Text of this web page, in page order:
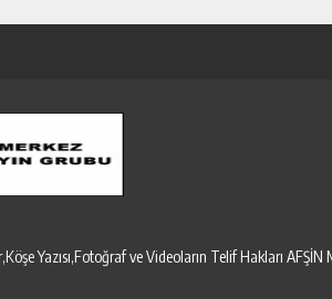
Yazısı,Fotoğraf ve Videoların Telif Hakları